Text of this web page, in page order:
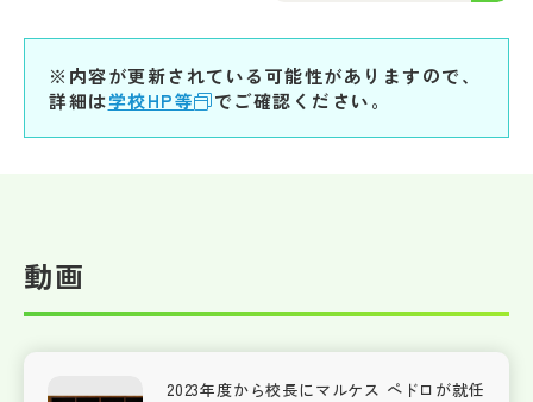
※内容が更新されている可能性がありますので、
詳細は学校HP等 でご確認ください。
動画
2023年度から校長にマルケス ペドロが就任